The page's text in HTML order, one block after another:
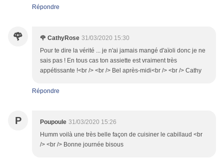
Répondre
🌹 🌹 CathyRose 31/03/2020 15:30
Pour te dire la vérité ... je n'ai jamais mangé d'aïoli donc je ne
sais pas ! En tous cas ton assiette est vraiment très
appétissante !<br /> <br /> Bel après-midi<br /> <br /> Cathy
Répondre
P Poupoule 31/03/2020 15:26
Humm voilà une très belle façon de cuisiner le cabillaud <br
/> <br /> Bonne journée bisous